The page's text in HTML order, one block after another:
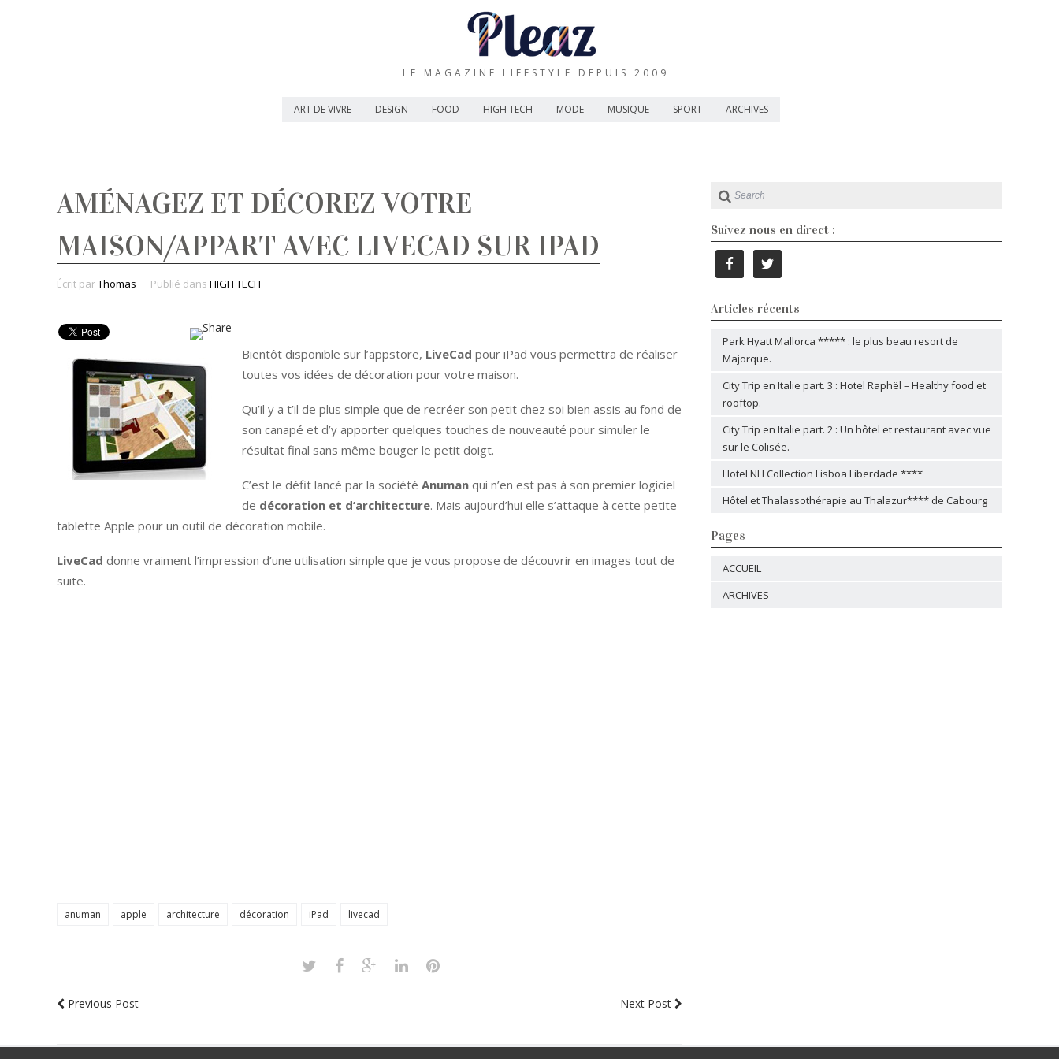
LE MAGAZINE LIFESTYLE DEPUIS 2009
ART DE VIVRE DESIGN FOOD HIGH TECH MODE MUSIQUE SPORT ARCHIVES
AMÉNAGEZ ET DÉCOREZ VOTRE
MAISON/APPART AVEC LIVECAD SUR IPAD
Écrit parThomas Publié dans HIGH TECH
Bientôt disponible sur l’appstore, LiveCad pour iPad vous permettra de réaliser
toutes vos idées de décoration pour votre maison.
Qu’il y a t’il de plus simple que de recréer son petit chez soi bien assis au fond de
son canapé et d’y apporter quelques touches de nouveauté pour simuler le
résultat final sans même bouger le petit doigt.
C’est le défit lancé par la société Anuman qui n’en est pas à son premier logiciel
de décoration et d’architecture. Mais aujourd’hui elle s’attaque à cette petite
tablette Apple pour un outil de décoration mobile.
LiveCad donne vraiment l’impression d’une utilisation simple que je vous propose de découvrir en images tout de
suite.
anuman apple architecture décoration iPad livecad
Previous Post Next Post
Suivez nous en direct :
Articles récents
Park Hyatt Mallorca ***** : le plus beau resort de
Majorque.
City Trip en Italie part. 3 : Hotel Raphël – Healthy food et
rooftop.
City Trip en Italie part. 2 : Un hôtel et restaurant avec vue
sur le Colisée.
Hotel NH Collection Lisboa Liberdade ****
Hôtel et Thalassothérapie au Thalazur**** de Cabourg
Pages
ACCUEIL
ARCHIVES